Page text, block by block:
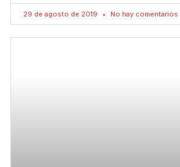
29 de agosto de 2019 No hay comentarios